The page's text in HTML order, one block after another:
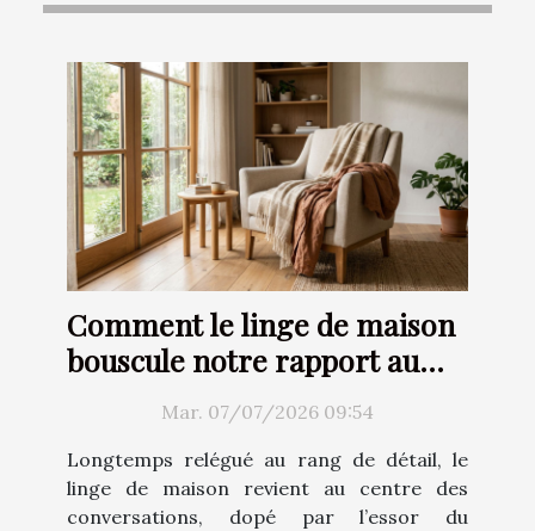
Comment le linge de maison
bouscule notre rapport au
confortMar. 07/07/2026 09:54
Longtemps relégué au rang de détail, le
linge de maison revient au centre des
conversations, dopé par l’essor du